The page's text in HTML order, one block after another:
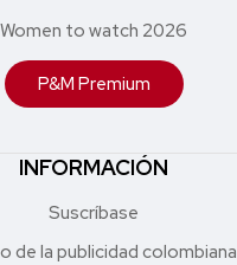
Women to watch 2026
P&M Premium
INFORMACIÓN
Suscríbase
de la publicidad colombiana